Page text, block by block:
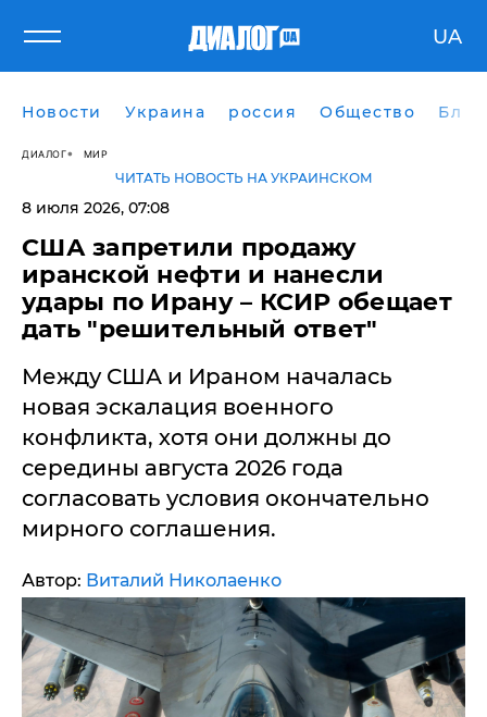
UA
Новости Украина россия Общество
ДИАЛОГ МИР
ЧИТАТЬ НОВОСТЬ НА УКРАИНСКОМ
8 июля 2026, 07:08
США запретили продажу
иранской нефти и нанесли
удары по Ирану – КСИР обещает
дать "решительный ответ"
Между США и Ираном началась
новая эскалация военного
конфликта, хотя они должны до
середины августа 2026 года
согласовать условия окончательно
мирного соглашения.
Автор: Виталий Николаенко